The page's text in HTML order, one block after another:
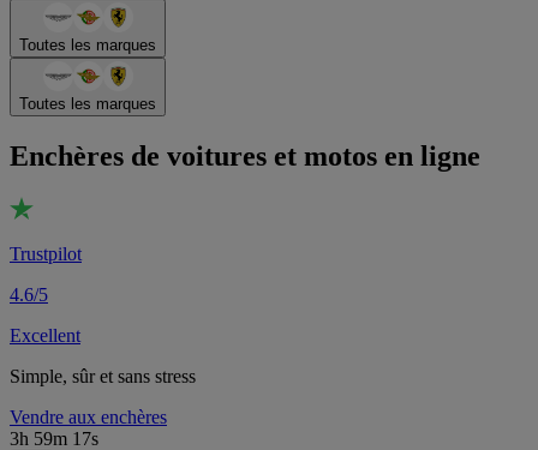
Toutes les marques
Toutes les marques
Enchères de voitures et motos en ligne
Trustpilot
4.6/5
Excellent
Simple, sûr et sans stress
Vendre aux enchères
3h 59m 17s